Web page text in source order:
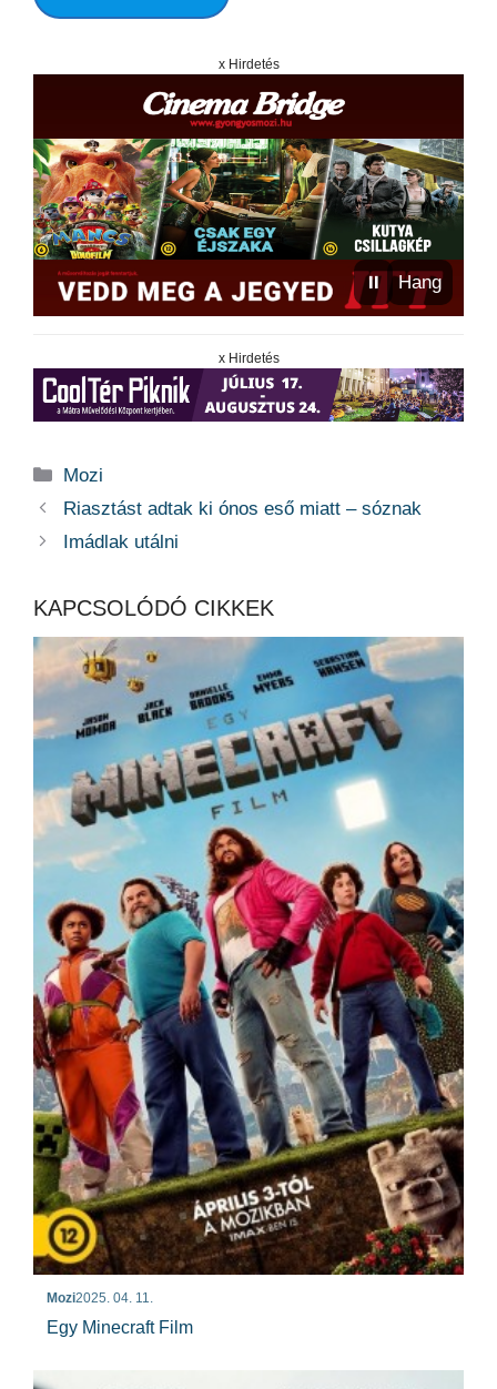
x Hirdetés
⏸ Hang
x Hirdetés
Kategória
Mozi
Riasztást adtak ki ónos eső miatt – sóznak
Imádlak utálni
KAPCSOLÓDÓ CIKKEK
Mozi2025. 04. 11.
Egy Minecraft Film